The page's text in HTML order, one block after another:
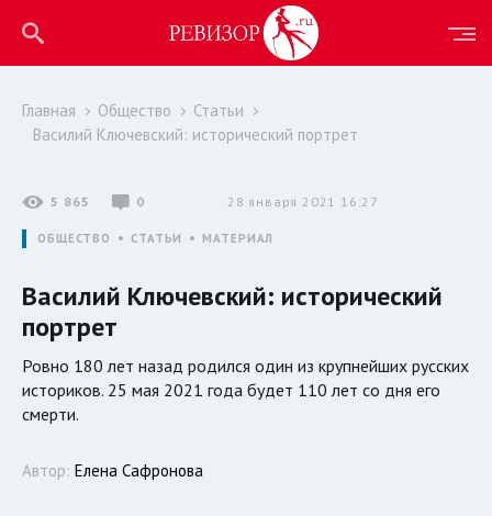
Главная Общество
Статьи
Василий Ключевский: исторический портрет
5 865 0 28 января 2021 16:27
ОБЩЕСТВО СТАТЬИ МАТЕРИАЛ
Василий Ключевский: исторический
портрет
Ровно 180 лет назад родился один из крупнейших русских
историков. 25 мая 2021 года будет 110 лет со дня его
смерти.
Автор: Елена Сафронова